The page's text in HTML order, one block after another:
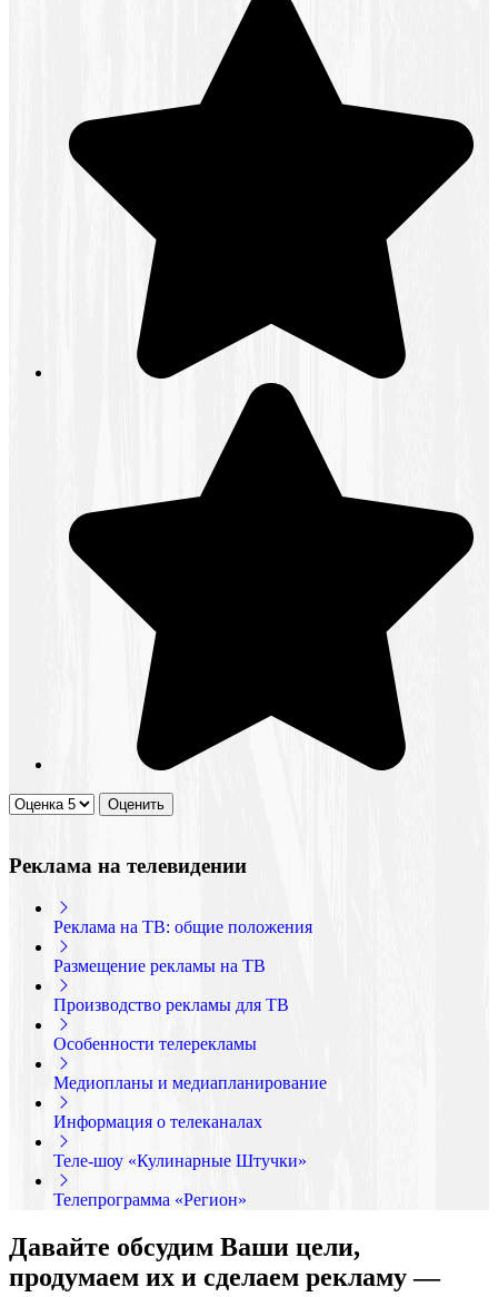
Реклама на телевидении
Реклама на ТВ: общие положения
Размещение рекламы на ТВ
Производство рекламы для ТВ
Особенности телерекламы
Медиопланы и медиапланирование
Информация о телеканалах
Теле-шоу «Кулинарные Штучки»
Телепрограмма «Регион»
Давайте обсудим Ваши цели,
продумаем их и сделаем рекламу —